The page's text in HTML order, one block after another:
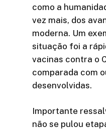
como a
vez mais, dos
moderna. Um
situação foi a
vacinas contra o
comparada com
desenvolvidas.
Importante
não se pulou